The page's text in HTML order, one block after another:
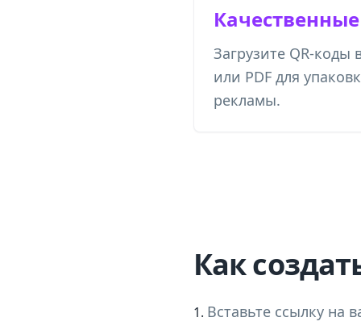
Загрузите QR-коды
или PDF для
рекламы.
Как
Вставьте ссылку на